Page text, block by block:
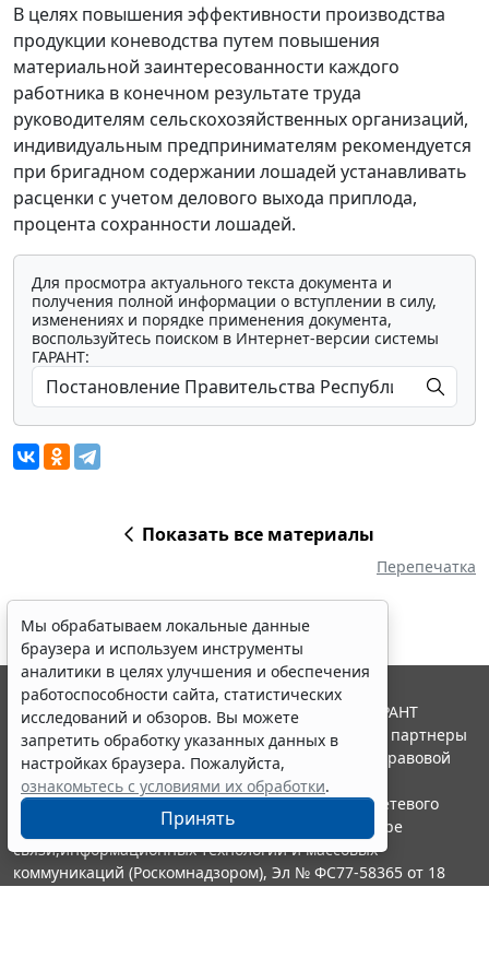
В целях повышения эффективности производства
продукции коневодства путем повышения
материальной заинтересованности каждого
работника в конечном результате труда
руководителям сельскохозяйственных организаций,
индивидуальным предпринимателям рекомендуется
при бригадном содержании лошадей устанавливать
расценки с учетом делового выхода приплода,
процента сохранности лошадей.
Для просмотра актуального текста документа и
получения полной информации о вступлении в силу,
изменениях и порядке применения документа,
воспользуйтесь поиском в Интернет-версии системы
ГАРАНТ:
Показать все материалы
Перепечатка
Мы обрабатываем локальные данные
браузера и используем инструменты
аналитики в целях улучшения и обеспечения
работоспособности сайта, статистических
исследований и обзоров. Вы можете
запретить обработку указанных данных в
настройках браузера. Пожалуйста,
ознакомьтесь с условиями их обработки.
Принять
© ООО "НПП "ГАРАНТ-СЕРВИС", 2026. Система ГАРАНТ
выпускается с 1990 года. Компания "Гарант" и ее партнеры
являются участниками Российской ассоциации правовой
информации ГАРАНТ.
Портал ГАРАНТ.РУ зарегистрирован в качестве сетевого
издания Федеральной службой по надзору в сфере
связи,информационных технологий и массовых
коммуникаций (Роскомнадзором), Эл № ФС77-58365 от 18